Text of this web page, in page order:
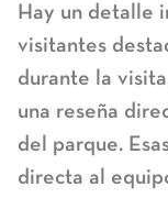
Hay un detalle
visitantes
durante la
una reseña
del parque.
directa al